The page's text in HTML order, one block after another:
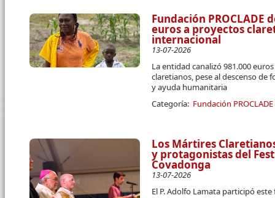
Fundación PROCLADE
euros a proyectos
internacional
13-07-2026
La entidad canalizó 981.000
claretianos, pese al descenso
y ayuda humanitaria
Categoría: Fundación PROCLADE
Los Mártires
y protagonistas del
Covadonga
13-07-2026
El P. Adolfo Lamata participó